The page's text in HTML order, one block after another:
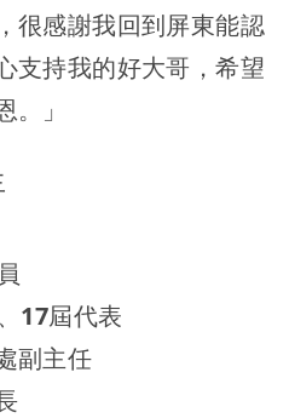
很感謝我回到屏東能認
支持我的好大哥，希望
」
17屆代表
副主任